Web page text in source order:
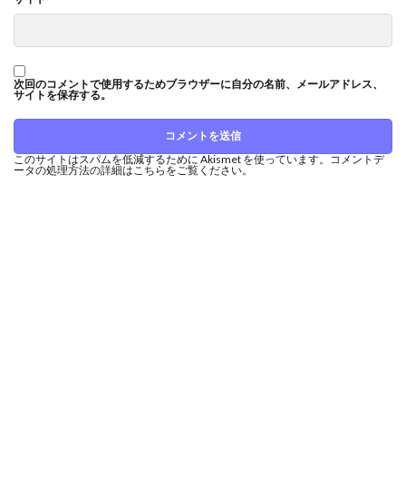
次回のコメントで使用するためブラウザーに自分の名前、メールアドレス、
サイトを保存する。
このサイトはスパムを低減するために Akismet を使っています。コメントデ
ータの処理方法の詳細はこちらをご覧ください。